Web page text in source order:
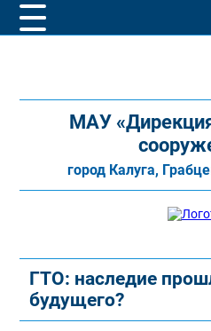
МАУ
город Калуга,
ГТО: наследие
будущего?